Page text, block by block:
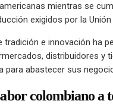
mientras se
exigidos por la Unión
tradición e innovación ha
distribuidores y
para abastecer sus
colombiano a